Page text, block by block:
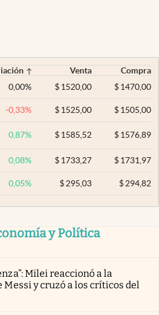
Venta
Compra
0,00% $ 1520,00 $1470,00
-0,33% $ 1525,00 $1505,00
0,87% $ 1585,52 $1576,89
0,08% $ 1733,27 $1731,97
0,05% $ 295,03 $294,82
y Política
Milei reaccionó a la
Messi y cruzó a los críticos del